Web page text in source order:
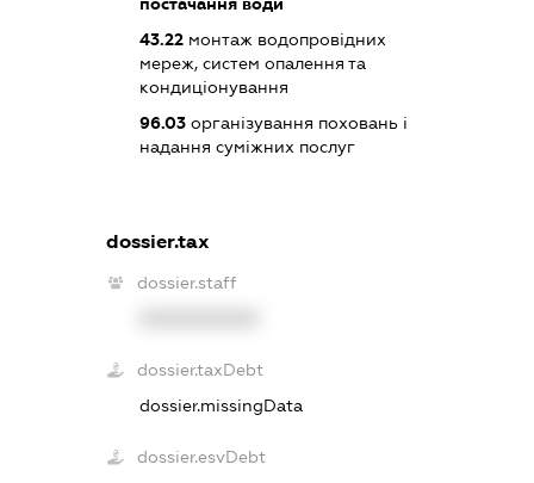
постачання води
43.22 монтаж водопровідних
мереж, систем опалення та
кондиціонування
96.03 організування поховань і
надання суміжних послуг
dossier.tax
dossier.staff
dossier.taxDebt
dossier.missingData
dossier.esvDebt